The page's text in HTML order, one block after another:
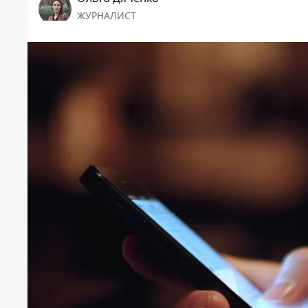
ЖУРНАЛИСТ